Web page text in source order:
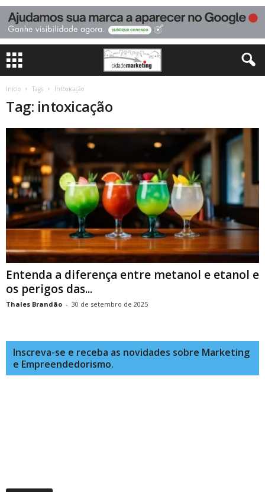
Início Tags Intoxicação
Tag: intoxicação
Entenda a diferença entre metanol e etanol e
os perigos das...
Thales Brandão - 30 de setembro de 2025
Inscreva-se e receba as novidades sobre Marketing
e Empreendedorismo.